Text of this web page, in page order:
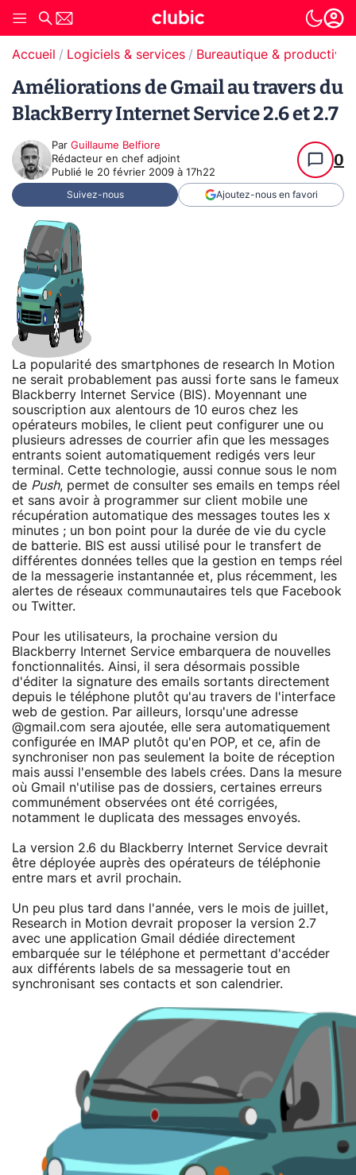
Accueil Logiciels & services Bureautique & productivité
Améliorations de Gmail au travers du
BlackBerry Internet Service 2.6 et 2.7
Par Guillaume Belfiore
Rédacteur en chef adjoint
Publié le 20 février 2009 à 17h22
0
Suivez-nous Ajoutez-nous en favori
La popularité des smartphones de research In Motion
ne serait probablement pas aussi forte sans le fameux
Blackberry Internet Service (BIS). Moyennant une
souscription aux alentours de 10 euros chez les
opérateurs mobiles, le client peut configurer une ou
plusieurs adresses de courrier afin que les messages
entrants soient automatiquement redigés vers leur
terminal. Cette technologie, aussi connue sous le nom
de Push, permet de consulter ses emails en temps réel
et sans avoir à programmer sur client mobile une
récupération automatique des messages toutes les x
minutes ; un bon point pour la durée de vie du cycle
de batterie. BIS est aussi utilisé pour le transfert de
différentes données telles que la gestion en temps réel
de la messagerie instantannée et, plus récemment, les
alertes de réseaux communautaires tels que Facebook
ou Twitter.
Pour les utilisateurs, la prochaine version du
Blackberry Internet Service embarquera de nouvelles
fonctionnalités. Ainsi, il sera désormais possible
d'éditer la signature des emails sortants directement
depuis le téléphone plutôt qu'au travers de l'interface
web de gestion. Par ailleurs, lorsqu'une adresse
@gmail.com sera ajoutée, elle sera automatiquement
configurée en IMAP plutôt qu'en POP, et ce, afin de
synchroniser non pas seulement la boite de réception
mais aussi l'ensemble des labels crées. Dans la mesure
où Gmail n'utilise pas de dossiers, certaines erreurs
communément observées ont été corrigées,
notamment le duplicata des messages envoyés.
La version 2.6 du Blackberry Internet Service devrait
être déployée auprès des opérateurs de téléphonie
entre mars et avril prochain.
Un peu plus tard dans l'année, vers le mois de juillet,
Research in Motion devrait proposer la version 2.7
avec une application Gmail dédiée directement
embarquée sur le téléphone et permettant d'accéder
aux différents labels de sa messagerie tout en
synchronisant ses contacts et son calendrier.